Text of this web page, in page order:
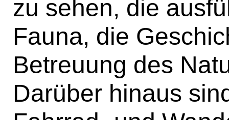
zu sehen, die
Fauna, die
Betreuung des
Darüber hinaus